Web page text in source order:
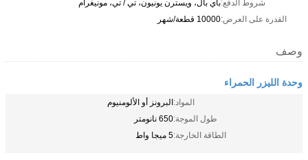
شروط الدفع:باي بال، ويسترن يونيون، تي / تي، مونيغرام
القدرة على العرض:10000 قطعة/شهر
وصف
وحدة الليزر الحمراء
المواد:البرونز أو الألومنيوم
طول الموجة:650 نانومتر
الطاقة الخارجة:5 ميجا واط